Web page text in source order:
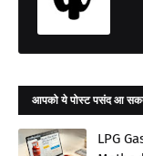
आपको ये पोस्ट पसंद आ
LPG